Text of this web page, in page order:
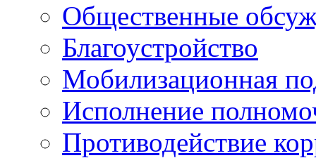
Общественные
Благоустройство
Мобилизационная
Исполнение
Противодействие